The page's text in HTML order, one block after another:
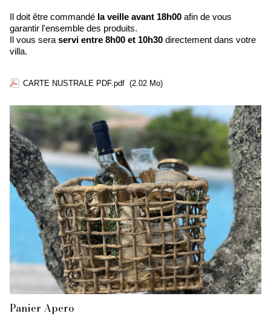
Il doit être commandé la veille avant 18h00 afin de vous
garantir l'ensemble des produits.
Il vous sera servi entre 8h00 et 10h30 directement dans votre
villa.
CARTE NUSTRALE PDF.pdf (2.02 Mo)
Panier Apero